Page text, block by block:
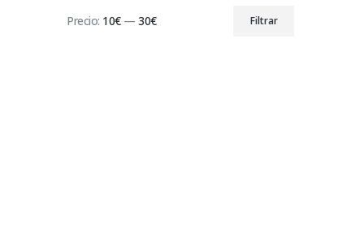
Filtrar
Precio: 10€—30€